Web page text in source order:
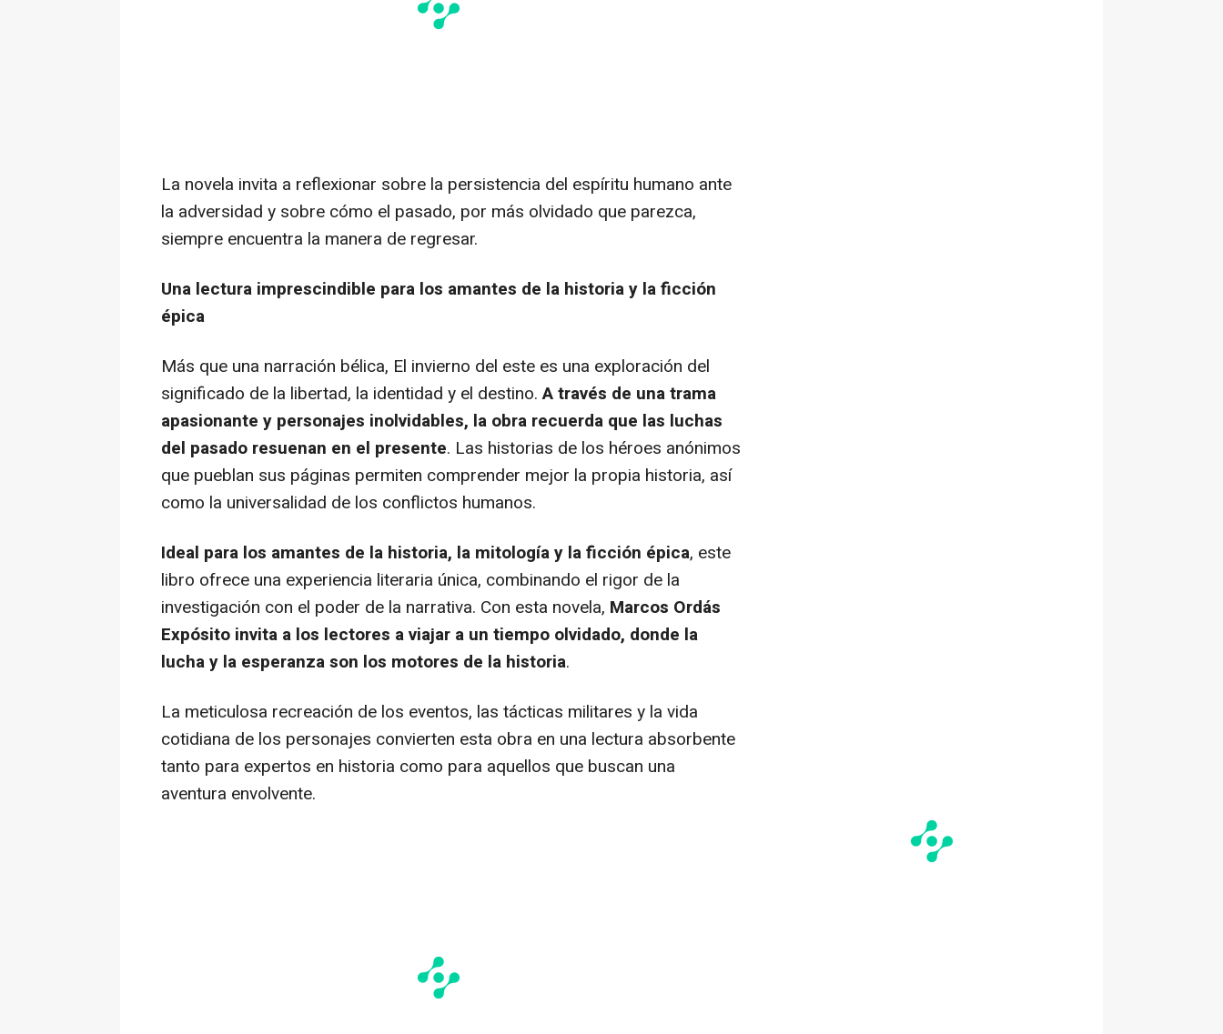
La novela invita a reflexionar sobre la persistencia del espíritu humano ante
la adversidad y sobre cómo el pasado, por más olvidado que parezca,
siempre encuentra la manera de regresar.
Una lectura imprescindible para los amantes de la historia y la ficción
épica
Más que una narración bélica, El invierno del este es una exploración del
significado de la libertad, la identidad y el destino.A través de una trama
apasionante y personajes inolvidables, la obra recuerda que las luchas
del pasado resuenan en el presente. Las historias de los héroes anónimos
que pueblan sus páginas permiten comprender mejor la propia historia, así
como la universalidad de los conflictos humanos.
Ideal para los amantes de la historia, la mitología y la ficción épica, este
libro ofrece una experiencia literaria única, combinando el rigor de la
investigación con el poder de la narrativa. Con esta novela, Marcos Ordás
Expósito invita a los lectores a viajar a un tiempo olvidado, donde la
lucha y la esperanza son los motores de la historia.
La meticulosa recreación de los eventos, las tácticas militares y la vida
cotidiana de los personajes convierten esta obra en una lectura absorbente
tanto para expertos en historia como para aquellos que buscan una
aventura envolvente.